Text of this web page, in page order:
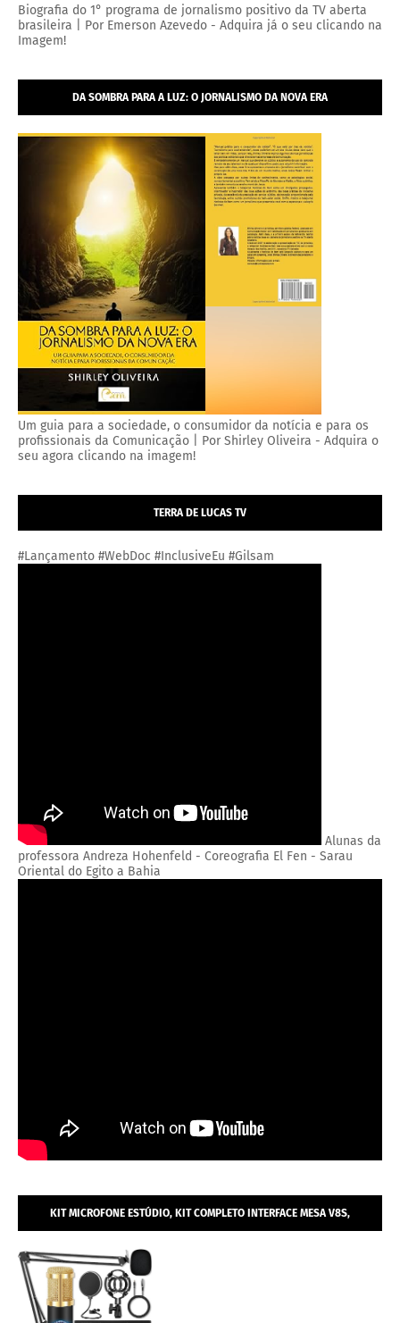
Biografia do 1° programa de jornalismo positivo da TV aberta
brasileira | Por Emerson Azevedo - Adquira já o seu clicando na
Imagem!
DA SOMBRA PARA A LUZ: O JORNALISMO DA NOVA ERA
Um guia para a sociedade, o consumidor da notícia e para os
profissionais da Comunicação | Por Shirley Oliveira - Adquira o
seu agora clicando na imagem!
TERRA DE LUCAS TV
#Lançamento #WebDoc #InclusiveEu #Gilsam
Alunas da
professora Andreza Hohenfeld - Coreografia El Fen - Sarau
Oriental do Egito a Bahia
KIT MICROFONE ESTÚDIO, KIT COMPLETO INTERFACE MESA V8S,
MICROFONE ESTÚDIO PROFISSIONAL CONDENSADOR.